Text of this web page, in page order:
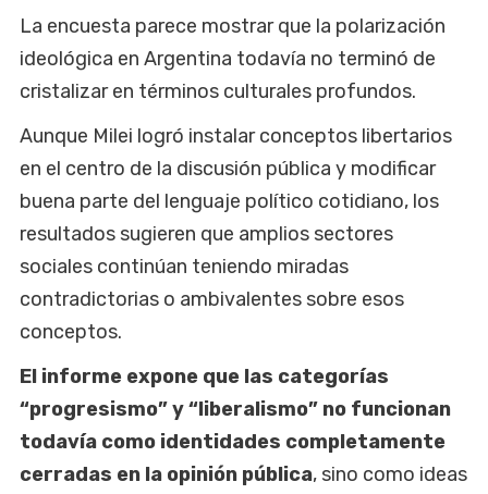
La encuesta parece mostrar que la polarización
ideológica en Argentina todavía no terminó de
cristalizar en términos culturales profundos.
Aunque Milei logró instalar conceptos libertarios
en el centro de la discusión pública y modificar
buena parte del lenguaje político cotidiano, los
resultados sugieren que amplios sectores
sociales continúan teniendo miradas
contradictorias o ambivalentes sobre esos
conceptos.
El informe expone que las categorías
“progresismo” y “liberalismo” no funcionan
todavía como identidades completamente
cerradas en la opinión pública, sino como ideas